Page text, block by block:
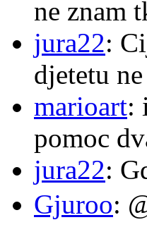
ne znam
jura22:
djetetu
marioart:
pomoc
jura22:
Gjuroo: